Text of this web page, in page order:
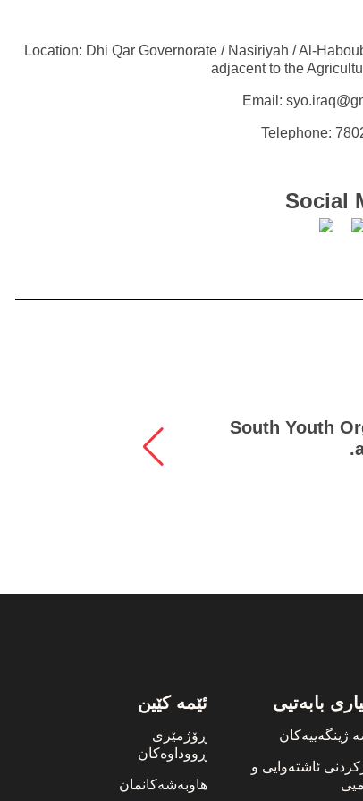
Location: Dhi Qar Governorate / Nasiriyah / Al-
adjacent to the
Email:
Telephone:
Social
South Youth
بابەتیی
ژینگەییەکان
ئاشتەوایی و
ئێمە کێین
ڕۆژمێری
ڕووداوەکان
هاوبەشەکانمان